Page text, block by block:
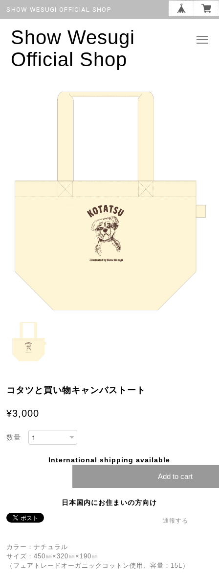
SHOW WESUGI OFFICIAL SHOP
Show Wesugi
Official Shop
コタツと買い物キャンバストート
¥3,000
数量
International shipping available
Add to cart
日本国内にお住まいの方向け
通報する
カラー：ナチュラル
サイズ：450㎜×320㎜×190㎜
（フェアトレードオーガニックコットン使用、容量：15L）